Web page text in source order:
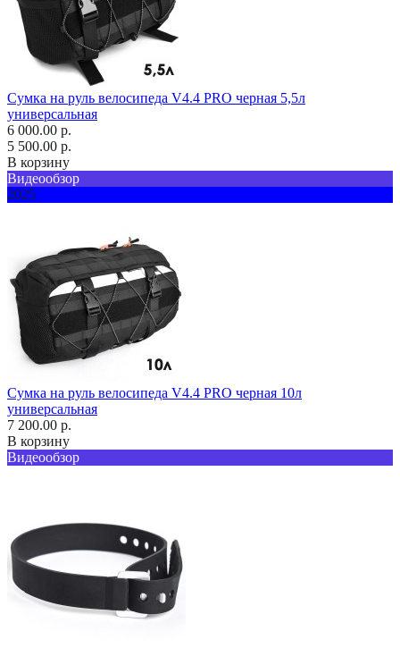
Сумка на руль велосипеда V4.4 PRO черная 5,5л
универсальная
6 000.00 р.
5 500.00 р.
В корзину
Видеообзор
2025
Сумка на руль велосипеда V4.4 PRO черная 10л
универсальная
7 200.00 р.
В корзину
Видеообзор